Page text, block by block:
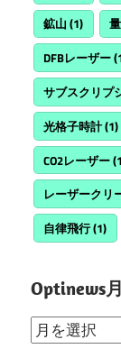
鉱山 (1)
DFBレーザー
サブスクリプ
光格子時計(1)
CO2レーザー
レーザークリ
自律飛行(1)
Optinews
Optinews